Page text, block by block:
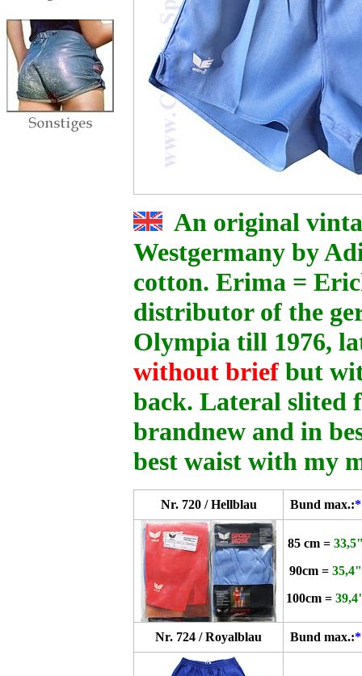
An original
Westgermany by
cotton. Erima =
distributor of the
Olympia till 1976,
without brief but
back. Lateral slited
brandnew and in
best waist with my
Nr. 720 / Hellblau Bund max.:*
85 cm =
90cm = 35,4"
100cm =
Nr. 724 / Royalblau Bund max.:*